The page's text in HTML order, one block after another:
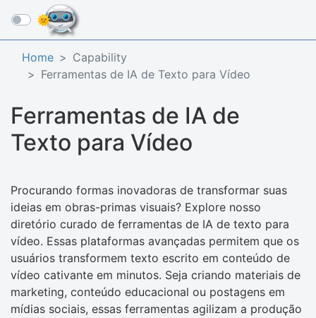
☰
Home
Capability
Ferramentas de IA de Texto para Vídeo
Ferramentas de IA de
Texto para Vídeo
Procurando formas inovadoras de transformar suas
ideias em obras-primas visuais? Explore nosso
diretório curado de ferramentas de IA de texto para
vídeo. Essas plataformas avançadas permitem que os
usuários transformem texto escrito em conteúdo de
vídeo cativante em minutos. Seja criando materiais de
marketing, conteúdo educacional ou postagens em
mídias sociais, essas ferramentas agilizam a produção